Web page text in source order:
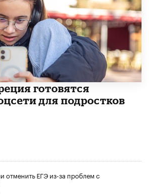
готовятся
для подростков
отменить ЕГЭ из-за проблем с